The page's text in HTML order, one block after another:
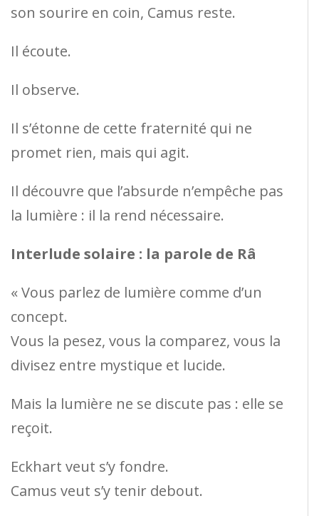
son sourire en coin, Camus reste.
Il écoute.
Il observe.
Il s’étonne de cette fraternité qui ne
promet rien, mais qui agit.
Il découvre que l’absurde n’empêche pas
la lumière : il la rend nécessaire.
Interlude solaire : la parole de Râ
« Vous parlez de lumière comme d’un
concept.
Vous la pesez, vous la comparez, vous la
divisez entre mystique et lucide.
Mais la lumière ne se discute pas : elle se
reçoit.
Eckhart veut s’y fondre.
Camus veut s’y tenir debout.